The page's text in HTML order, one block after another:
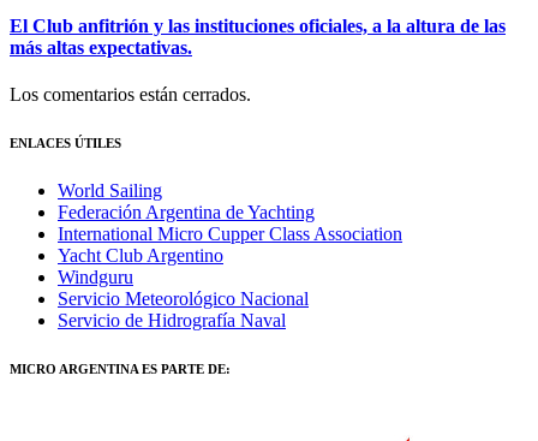
El Club anfitrión y las instituciones oficiales, a la altura de las
más altas expectativas.
Los comentarios están cerrados.
ENLACES ÚTILES
World Sailing
Federación Argentina de Yachting
International Micro Cupper Class Association
Yacht Club Argentino
Windguru
Servicio Meteorológico Nacional
Servicio de Hidrografía Naval
MICRO ARGENTINA ES PARTE DE: